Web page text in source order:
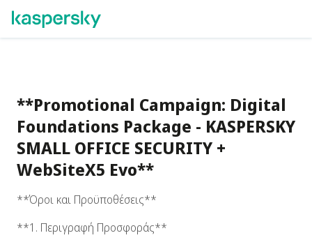
**Promotional Campaign: Digital
Foundations Package - KASPERSKY
SMALL OFFICE SECURITY +
WebSiteX5 Evo**
**Όροι και Προϋποθέσεις**
**1. Περιγραφή Προσφοράς**